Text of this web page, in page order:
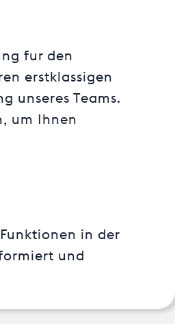
fur den
erstklassigen
unseres Teams.
um Ihnen
in der
und